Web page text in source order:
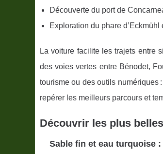
Découverte du port de
Exploration du phare d’Eckmühl
La voiture facilite les trajets entre
des voies vertes entre Bénodet,
tourisme ou des outils numériques
repérer les meilleurs parcours et
Découvrir les plus
Sable fin et eau turquoise